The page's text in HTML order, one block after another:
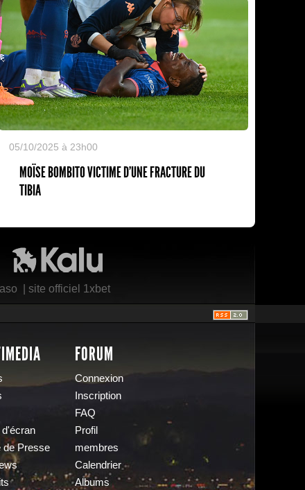
05/10/2025 à 23h00
MOÏSE BOMBITO VICTIME D'UNE FRACTURE DU
TIBIA
site officiel 1xbet
d'écran
de Presse
FORUM
Connexion
Inscription
FAQ
Profil
membres
Calendrier
Albums